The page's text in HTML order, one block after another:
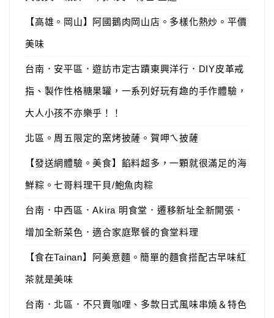
【高雄。岡山】阿國鵝肉岡山店。多樣化熱炒。平價
美味
台南．安平區．遊訪市定古蹟東興洋行．DIY皮革戒
指、製作性格糖果罐，一系列好玩有趣的手作體驗，
大人小孩不亦樂乎！！
北區。周五限定的窯烤披薩。賀呷ㄟ披薩
【發送網體驗。美食】餡料超多，一顆就很滿足的海
鮮粽。七哥料理干貝/鮑魚肉粽
台南．中西區．Akira 明食堂．遷移新址全新開張．
增加全新菜色．適合家庭聚餐的食堂料理
【食在Tainan】阿美意麵。簡單的麵食搭配古早味紅
茶就是美味
台南．北區．不只賣咖哩、多款日式風味串燒＆特色